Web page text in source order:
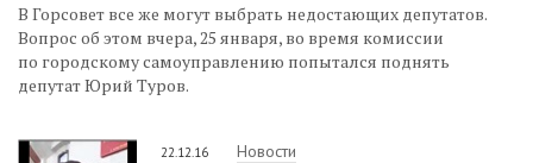
В Горсовет все же могут выбрать недостающих депутатов.
Вопрос об этом вчера, 25 января, во время комиссии
по городскому самоуправлению попытался поднять
депутат Юрий Туров.
22.12.16 Новости